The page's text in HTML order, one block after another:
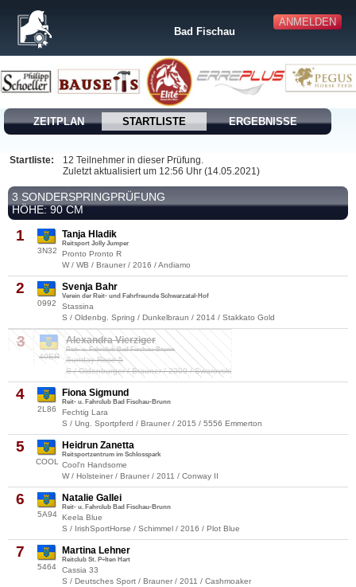
ANMELDEN
Bad Fischau
ZEITPLAN STARTLISTE ERGEBNISSE
Startliste:
12 Teilnehmer in dieser Prüfung.
Zuletzt aktualisiert um 12:56 Uhr (14.05.2021)
3 SONDERSPRINGPRÜFUNG
HÖHE: 90 CM
1
3N32
Tanja Hladik
Reitsport Jolly Jumper
Pronto Pronto R
W / WB / Brauner / 2016 / Andiamo
2
0992
Svenja Bahr
Verein der Reit- und Fahrfreunde Schwarzatal-Hof
Stassina
S / Oldenbg. Spring / Dunkelbraun / 2014 / Stakkato Gold
3
40ER
Alexandra Vierziger
Reit- u. Fahrclub Bad Fischau-Brunn
Sunday Rose 5
S / Oldenburger / Brauner / 2009 / Swarovski
4
2L86
Fiona Sigmund
Reit- u. Fahrclub Bad Fischau-Brunn
Fechtig Lara
S / Ung. Sportpferd / Brauner / 2015 / 5556 Emmerton
5
COOL
Heidrun Zanetta
Reitsportzentrum im Schlosspark
Cool'n Handsome
W / Holsteiner / Brauner / 2011 / Conway II
6
5A94
Natalie Gallei
Reit- u. Fahrclub Bad Fischau-Brunn
Keela Blue
S / IrishSportHorse / Schimmel / 2016 / Plot Blue
7
5464
Martina Lehner
Reitclub St. P÷lten Hart
Cassia 33
S / Deutsches Sport / Brauner / 2011 / Cashmoaker